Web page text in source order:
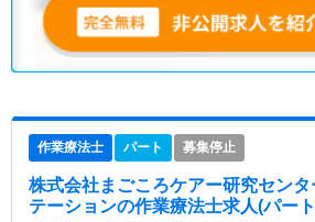
作業療法士 パート 募集停止
株式会社まごころケアー研究セン
テーションの作業療法士求人(パー